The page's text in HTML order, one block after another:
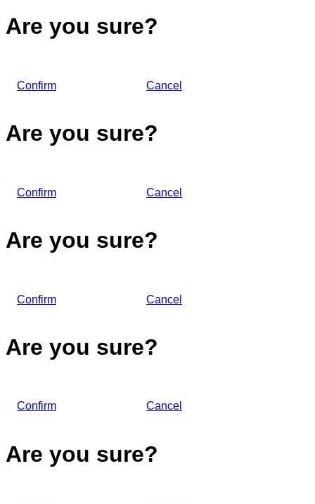
Are you sure?
Confirm Cancel
Are you sure?
Confirm Cancel
Are you sure?
Confirm Cancel
Are you sure?
Confirm Cancel
Are you sure?